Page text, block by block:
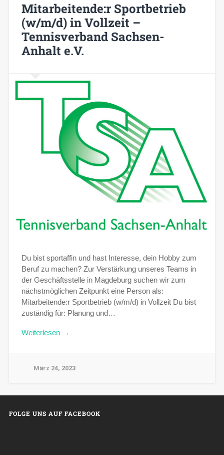
Mitarbeitende:r Sportbetrieb
(w/m/d) in Vollzeit –
Tennisverband Sachsen-
Anhalt e.V.
Du bist sportaffin und hast Interesse, dein Hobby zum
Beruf zu machen? Zur Verstärkung unseres Teams in
der Geschäftsstelle in Magdeburg suchen wir zum
nächstmöglichen Zeitpunkt eine Person als:
Mitarbeitende:r Sportbetrieb (w/m/d) in Vollzeit Du bist
zuständig für: Planung und…
Weiterlesen →
März 24, 2023
FOLGE UNS AUF FACEBOOK